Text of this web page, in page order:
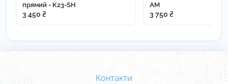
прямий - K23-SH
3 450 ₴
AM
3 750 ₴
Контакти